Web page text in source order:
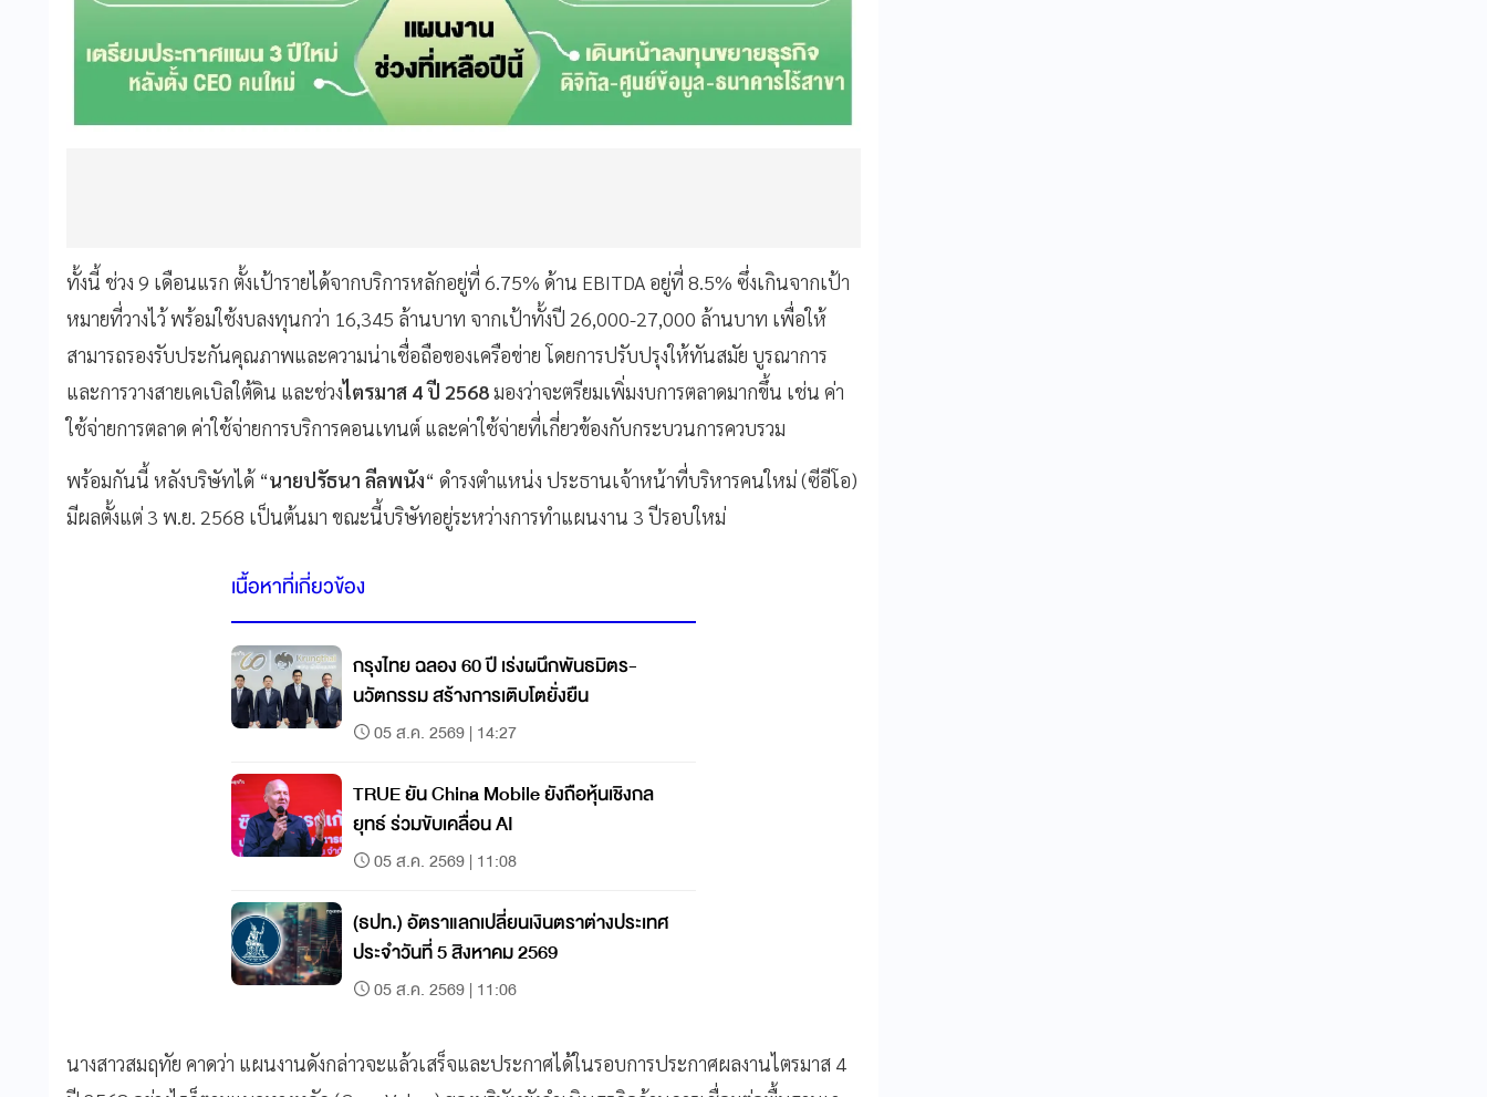
ทั้งนี้ ช่วง 9 เดือนแรก ตั้งเป้ารายได้จากบริการหลักอยู่ที่ 6.75% ด้าน EBITDA อยู่ที่ 8.5% ซึ่งเกินจากเป้า
หมายที่วางไว้ พร้อมใช้งบลงทุนกว่า 16,345 ล้านบาท จากเป้าทั้งปี 26,000-27,000 ล้านบาท เพื่อให้
สามารถรองรับประกันคุณภาพและความน่าเชื่อถือของเครือข่าย โดยการปรับปรุงให้ทันสมัย บูรณาการ
และการวางสายเคเบิลใต้ดิน และช่วงไตรมาส 4 ปี 2568มองว่าจะตรียมเพิ่มงบการตลาดมากขึ้น เช่น ค่า
ใช้จ่ายการตลาด ค่าใช้จ่ายการบริการคอนเทนต์ และค่าใช้จ่ายที่เกี่ยวข้องกับกระบวนการควบรวม
พร้อมกันนี้ หลังบริษัทได้ “นายปรัธนา ลีลพนัง“ ดำรงตำแหน่ง ประธานเจ้าหน้าที่บริหารคนใหม่ (ซีอีโอ)
มีผลตั้งแต่ 3 พ.ย. 2568 เป็นต้นมา ขณะนี้บริษัทอยู่ระหว่างการทำแผนงาน 3 ปีรอบใหม่
เนื้อหาที่เกี่ยวข้อง
กรุงไทย ฉลอง 60 ปี เร่งผนึกพันธมิตร-
นวัตกรรม สร้างการเติบโตยั่งยืน
05 ส.ค. 2569 | 14:27
TRUE ยัน China Mobile ยังถือหุ้นเชิงกล
ยุทธ์ ร่วมขับเคลื่อน AI
05 ส.ค. 2569 | 11:08
(ธปท.) อัตราแลกเปลี่ยนเงินตราต่างประเทศ
ประจำวันที่ 5 สิงหาคม 2569
05 ส.ค. 2569 | 11:06
นางสาวสมฤทัย คาดว่า แผนงานดังกล่าวจะแล้วเสร็จและประกาศได้ในรอบการประกาศผลงานไตรมาส 4